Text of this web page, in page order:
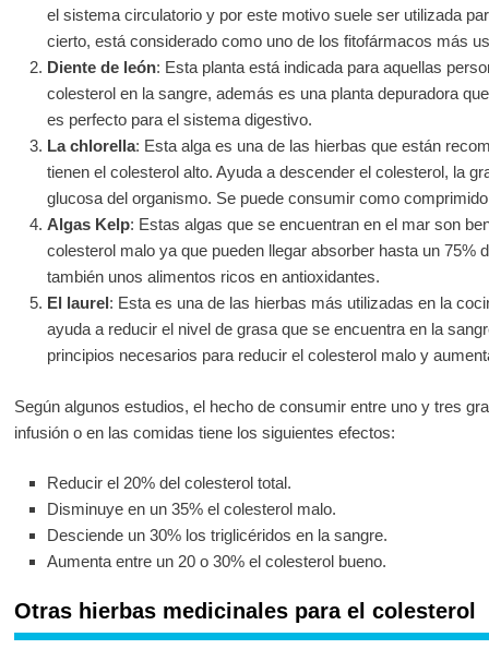
el sistema circulatorio y por este motivo suele ser utilizada
cierto, está considerado como uno de los fitofármacos más
Diente de león: Esta planta está indicada para aquellas
colesterol en la sangre, además es una planta depuradora
es perfecto para el sistema digestivo.
La chlorella: Esta alga es una de las hierbas que están
tienen el colesterol alto. Ayuda a descender el colesterol, la
glucosa del organismo. Se puede consumir como
Algas Kelp: Estas algas que se encuentran en el mar son
colesterol malo ya que pueden llegar absorber hasta un 75%
también unos alimentos ricos en antioxidantes.
El laurel: Esta es una de las hierbas más utilizadas en la
ayuda a reducir el nivel de grasa que se encuentra en la
principios necesarios para reducir el colesterol malo y
Según algunos estudios, el hecho de consumir entre uno y tres
infusión o en las comidas tiene los siguientes efectos:
Reducir el 20% del colesterol total.
Disminuye en un 35% el colesterol malo.
Desciende un 30% los triglicéridos en la sangre.
Aumenta entre un 20 o 30% el colesterol bueno.
Otras hierbas medicinales para el colesterol